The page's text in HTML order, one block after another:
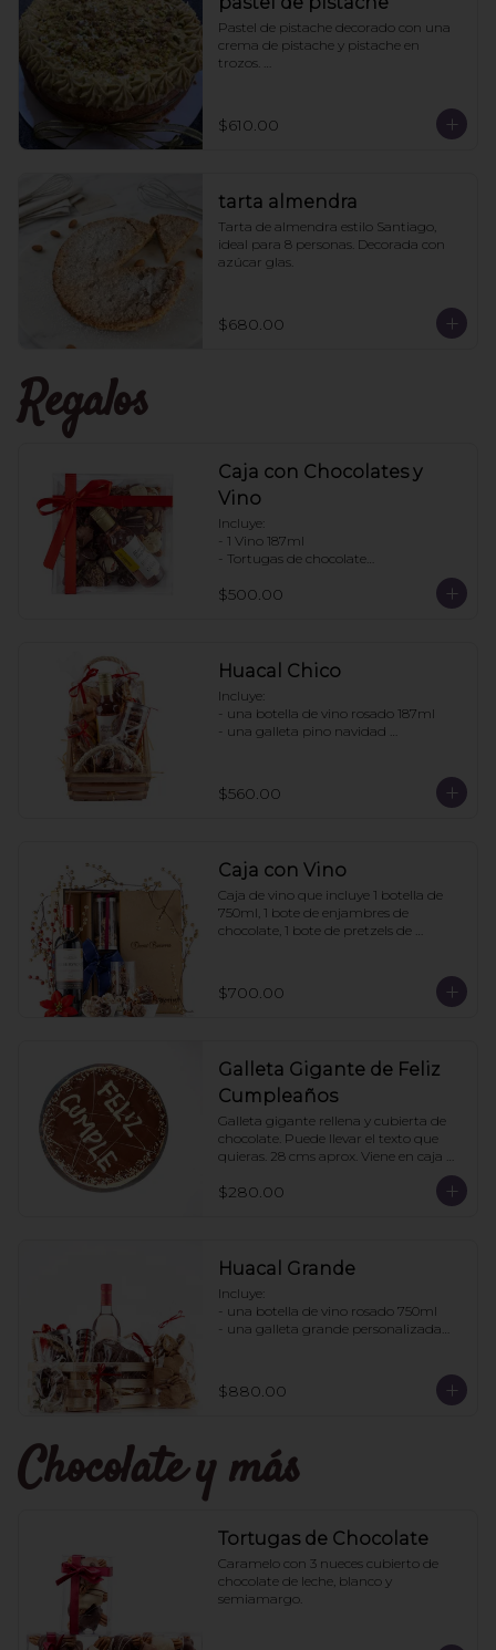
Pastel de pistache decorado con una
crema de pistache y pistache en
trozos.
los que les guste más el pan húmedo.
6 personas
$610.00
tarta almendra
Tarta de almendra estilo Santiago,
ideal para 8 personas. Decorada con
azúcar glas.
$680.00
Regalos
Caja con Chocolates y
Vino
Incluye:
- 1 Vino 187ml
- Tortugas de chocolate
- Pretzels con chocolate
$500.00
Huacal Chico
Incluye:
- una botella de vino rosado 187ml
- una galleta pino navidad
- 1 bolsa enjambres de chocolate
- 1 bote pretzels con chocolate
$560.00
Caja con Vino
Caja de vino que incluye 1 botella de
750ml, 1 bote de enjambres de
chocolate, 1 bote de pretzels de
6 días de anticipación. Mínimo de
pedido: 3 cajas
$700.00
Galleta Gigante de Feliz
Cumpleaños
Galleta gigante rellena y cubierta de
chocolate. Puede llevar el texto que
quieras. 28 cms aprox. Viene en caja
$280.00
Huacal Grande
Incluye:
- una botella de vino rosado 750ml
- una galleta grande personalizada
- 1 bote pretzles con chocolate
- 1 bolsa galletas jengibre
Pedidos con 2 días de anticipación
$880.00
Chocolate y más
Tortugas de Chocolate
Caramelo con 3 nueces cubierto de
chocolate de leche, blanco y
semiamargo.